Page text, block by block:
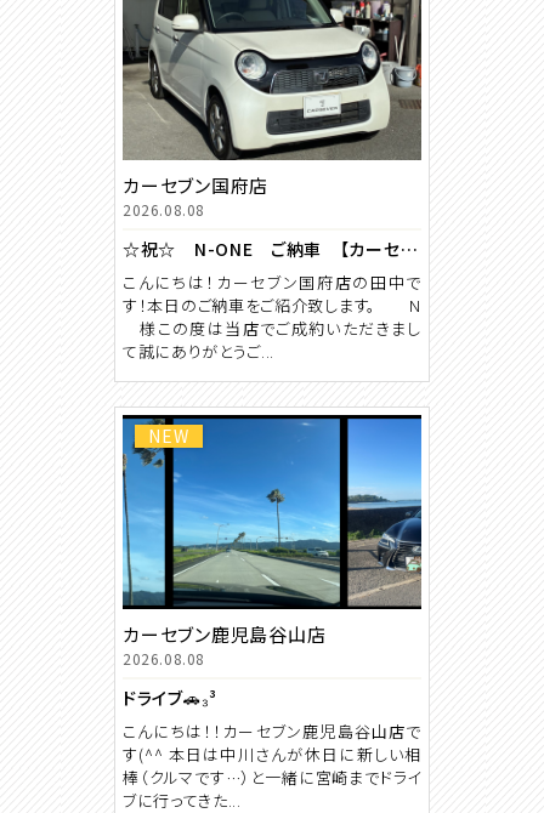
カーセブン国府店
2026.08.08
☆祝☆ N-ONE ご納車 【カーセブン国府店】
こんにちは！カーセブン国府店の田中で
す！本日のご納車をご紹介致します。 N
様この度は当店でご成約いただきまし
て誠にありがとうご...
NEW
カーセブン鹿児島谷山店
2026.08.08
ドライブ🚗₃³
こんにちは！！カーセブン鹿児島谷山店で
す(^^ 本日は中川さんが休日に新しい相
棒（クルマです…）と一緒に宮崎までドライ
ブに行ってきた...